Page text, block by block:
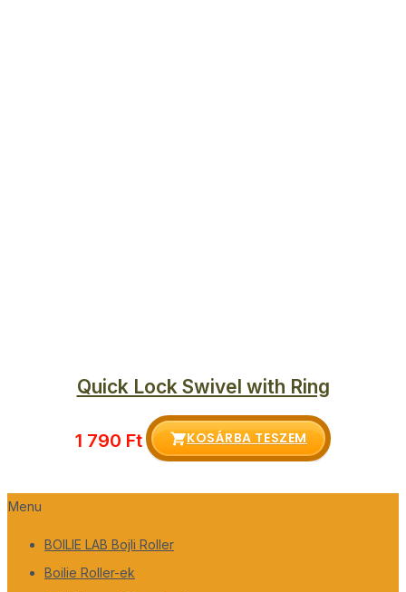
Menu
BOILIE LAB Bojli Roller
Boilie Roller-ek
Quick Lock Swivel with Ring
1 790 Ft KOSÁRBA TESZEM